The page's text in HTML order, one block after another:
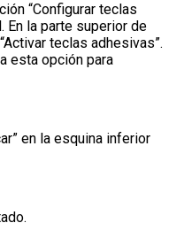
“Configurar teclas
En la parte superior de
teclas adhesivas”.
esta opción para
en la esquina inferior